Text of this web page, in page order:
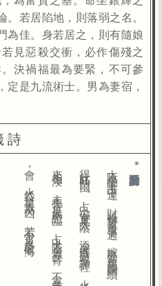
若居陷地，則落弱之名。
為佳。身若居之，則有隨娘
見惡殺交衝，必作傷殘之
決禍福最為要緊，不可參
定是九流術士。男為妻宿，
詩
*向右滑動看更多籤詩
太
陰
星
曜
占
中
逢
，
財
祿
豐
盈
百
事
通
，
嫁
娶
迎
親
添
嗣
續
，
常
人
得
此
旺
門
風
。
占
卜
偏
宜
見
太
陰
，
添
屋
進
財
福
非
輕
，
火
鈴
若
也
來
相
湊
，
未
免
官
災
病
患
臨
。
占
卜
太
陰
居
反
背
，
不
喜
羊
陀
三
方
會
，
火
鈴
二
星
最
為
凶
，
若
不
官
災
多
破
悔
。